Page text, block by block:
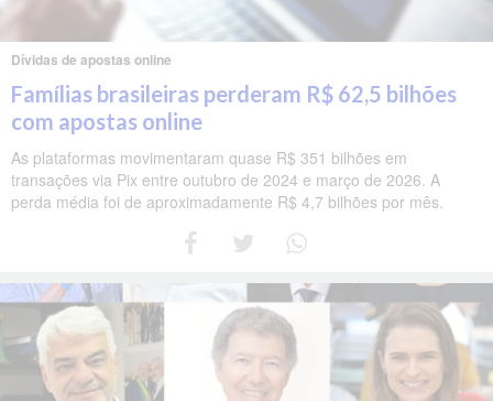
Dívidas de apostas online
Famílias brasileiras perderam R$ 62,5 bilhões
com apostas online
As plataformas movimentaram quase R$ 351 bilhões em
transações via Pix entre outubro de 2024 e março de 2026. A
perda média foi de aproximadamente R$ 4,7 bilhões por mês.